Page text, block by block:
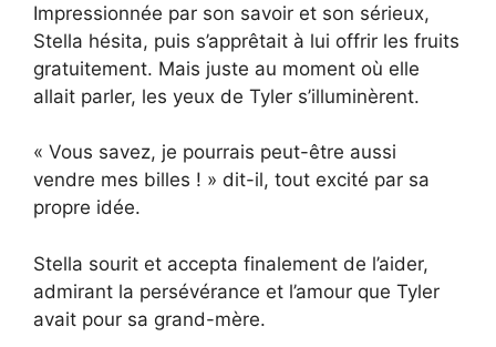
Impressionnée par son savoir et son sérieux,
Stella hésita, puis s’apprêtait à lui offrir les fruits
gratuitement. Mais juste au moment où elle
allait parler, les yeux de Tyler s’illuminèrent.
« Vous savez, je pourrais peut-être aussi
vendre mes billes ! » dit-il, tout excité par sa
propre idée.
Stella sourit et accepta finalement de l’aider,
admirant la persévérance et l’amour que Tyler
avait pour sa grand-mère.